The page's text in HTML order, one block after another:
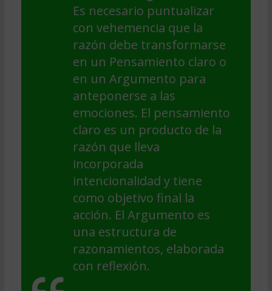
Es necesario puntualizar
con vehemencia que la
razón debe transformarse
en un Pensamiento claro o
en un Argumento para
anteponerse a las
emociones. El pensamiento
claro es un producto de la
razón que lleva
incorporada
intencionalidad y tiene
como objetivo final la
acción. El Argumento es
una estructura de
razonamientos, elaborada
con reflexión.